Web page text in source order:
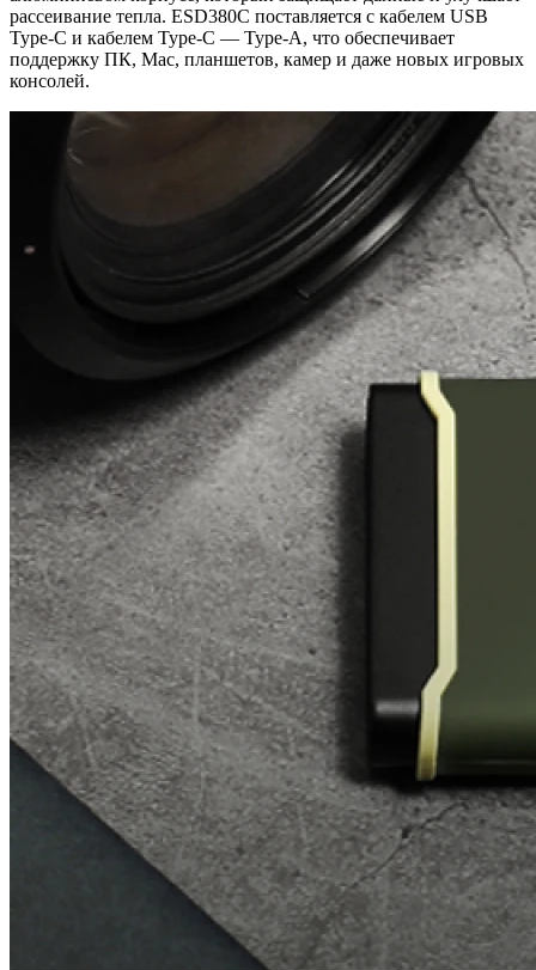
рассеивание тепла. ESD380C поставляется с кабелем USB
Type-C и кабелем Type-C — Type-A, что обеспечивает
поддержку ПК, Mac, планшетов, камер и даже новых игровых
консолей.